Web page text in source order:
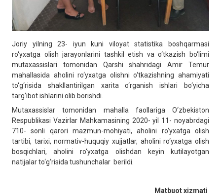
Joriy yilning 23- iyun kuni viloyat statistika boshqarmasi
ro‘yxatga olish jarayonlarini tashkil etish va o‘tkazish bo‘limi
mutaxassislari tomonidan Qarshi shahridagi Amir Temur
mahallasida aholini ro‘yxatga olishni o‘tkazishning ahamiyati
to‘g‘risida shakllantirilgan xarita o‘rganish ishlari bo‘yicha
targ‘ibot ishlarini olib borishdi.
Mutaxassislar tomonidan mahalla faollariga O‘zbekiston
Respublikasi Vazirlar Mahkamasining 2020- yil 11- noyabrdagi
710- sonli qarori mazmun-mohiyati, aholini ro‘yxatga olish
tartibi, tarixi, normativ-huquqiy xujjatlar, aholini ro‘yxatga olish
bosqichlari, aholini ro‘yxatga olishdan keyin kutilayotgan
natijalar to‘g‘risida tushunchalar berildi.
Matbuotxizmati